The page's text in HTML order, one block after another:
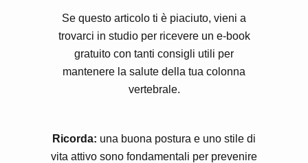
Se questo articolo ti è piaciuto, vieni a
trovarci in studio per ricevere un e-book
gratuito con tanti consigli utili per
mantenere la salute della tua colonna
vertebrale.
Ricorda: una buona postura e uno stile di
vita attivo sono fondamentali per prevenire